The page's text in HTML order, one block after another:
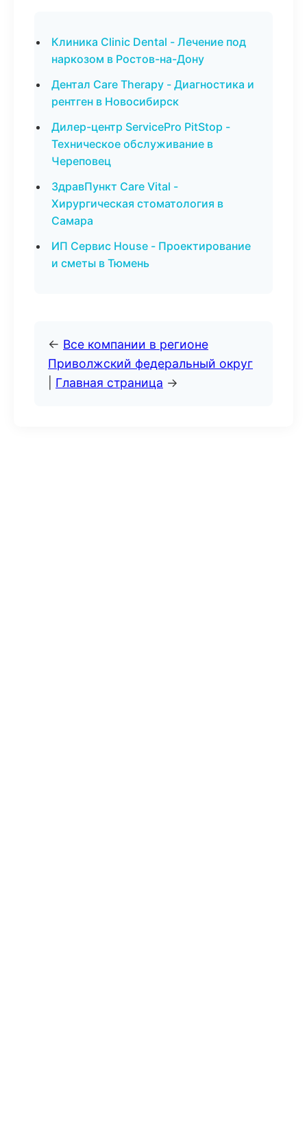
Клиника Clinic Dental - Лечение под
наркозом в Ростов-на-Дону
Дентал Care Therapy - Диагностика и
рентген в Новосибирск
Дилер-центр ServicePro PitStop -
Техническое обслуживание в
Череповец
ЗдравПункт Care Vital -
Хирургическая стоматология в
Самара
ИП Сервис House - Проектирование
и сметы в Тюмень
← Все компании в регионе
Приволжский федеральный округ
Главная страница →